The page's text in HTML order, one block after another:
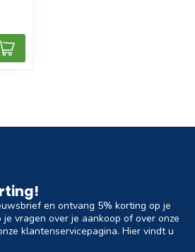
en ontvang 5% korting op je
vragen over je aankoop of over onze
klantenservicepagina. Hier vindt u